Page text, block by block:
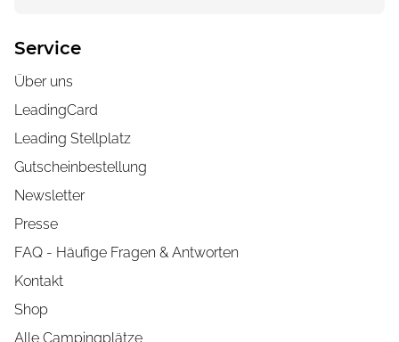
Service
Über uns
LeadingCard
Leading Stellplatz
Gutscheinbestellung
Newsletter
Presse
FAQ - Häufige Fragen & Antworten
Kontakt
Shop
Alle Campingplätze